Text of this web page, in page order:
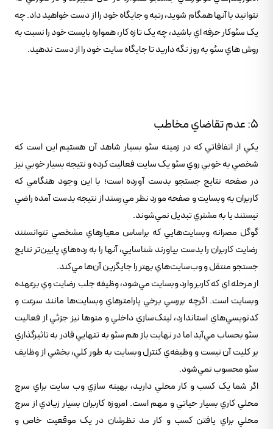
نتوانيد با آنها همگام شويد، رتبه و جايگاه خود را از دست خواهيد داد. چه
يک سئوکار حرفه اي باشيد، چه يک تازه کار، همواره بايست خود را نسبت به
روش هاي سئو به روز نگه داريد تا جايگاه سايت خود را از دست ندهيد.
5: عدم تقاضاي مخاطب
يکي از اتفاقاتي که در زمينه سئو بسيار شاهد آن هستيم اين است که
شخصي به خوبي روي سئو يک سايت فعاليت کرده و نتيجه بسيار خوبي نيز
در صفحه نتايج جستجو بدست آورده است؛ با اين وجود هنگامي که
کاربران به وبسايت و صفحه مورد نظر مي‌رسند از نتيجه بدست آمده راضي
نيستند يا به مشتري تبديل نمي‌شوند.
گوگل مصرانه وبسايت‌هايي که براساس معيارهاي مشخصي نتوانستند
رضايت کاربران را بدست بياورند شناسايي، آنها را به رده‌هاي پايين‌تر نتايج
جستجو منتقل و وب‌سايت‌هاي بهتر را جايگزين آن‌ها مي‌کند.
از مرحله اي که کاربر وارد وبسايت مي‌شود، وظيفه جلب رضايت وي برعهده
وبسايت است. اگرچه بررسي برخي پارامترهاي وبسايت‌ها مانند سرعت و
کدنويسي‌هاي استاندارد، لينک‌سازي داخلي و منوها نيز جزئي از فعاليت
سئو بحساب مي‌آيد اما در نهايت باز هم سئو به تنهايي قادر به تاثيرگذاري
بر کليت آن نيست و وظيفه‌ي کنترل وبسايت به طور کلي، بخشي از وظايف
سئو محسوب نمي‌شود.
اگر شما يک کسب و کار محلي داريد، بهينه سازي وب سايت براي سرچ
محلي کاري بسيار حياتي و مهم است. امروزه کاربران بسيار زيادي از سرچ
محلي براي يافتن کسب و کار مد نظرشان در يک موقعيت خاص و